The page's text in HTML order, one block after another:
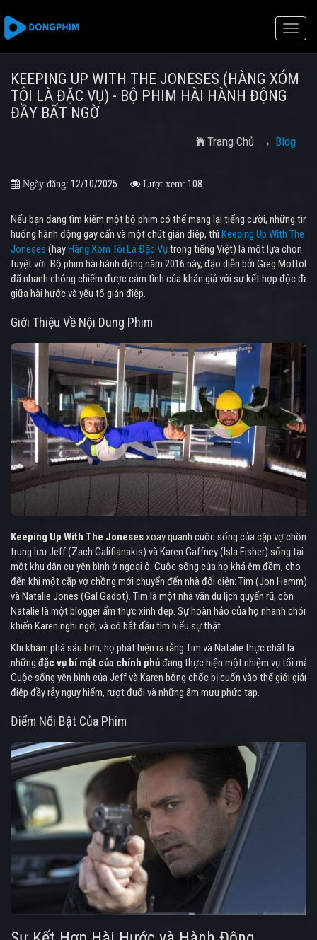
Toggle
KEEPING UP WITH THE JONESES (HÀNG XÓM
TÔI LÀ ĐẶC VỤ) - BỘ PHIM HÀI HÀNH ĐỘNG
ĐẦY BẤT NGỜ
Trang Chủ Blog
Ngày đăng: 12/10/2025 Lượt xem: 108
Nếu bạn đang tìm kiếm một bộ phim có thể mang lại tiếng cười, những tình
huống hành động gay cấn và một chút gián điệp, thì Keeping Up With The
Joneses (hayHàng Xóm Tôi Là Đặc Vụtrong tiếng Việt) là một lựa chọn
tuyệt vời. Bộ phim hài hành động năm 2016 này, đạo diễn bởi Greg Mottola,
đã nhanh chóng chiếm được cảm tình của khán giả với sự kết hợp độc đáo
giữa hài hước và yếu tố gián điệp.
Giới Thiệu Về Nội Dung Phim
Keeping Up With The Jonesesxoay quanh cuộc sống của cặp vợ chồng
trung lưu Jeff (Zach Galifianakis) và Karen Gaffney (Isla Fisher) sống tại
một khu dân cư yên bình ở ngoại ô. Cuộc sống của họ khá êm đềm, cho
đến khi một cặp vợ chồng mới chuyển đến nhà đối diện: Tim (Jon Hamm)
và Natalie Jones (Gal Gadot). Tim là một nhà văn du lịch quyến rũ, còn
Natalie là một blogger ẩm thực xinh đẹp. Sự hoàn hảo của họ nhanh chóng
khiến Karen nghi ngờ, và cô bắt đầu tìm hiểu sự thật.
Khi khám phá sâu hơn, họ phát hiện ra rằng Tim và Natalie thực chất là
những đặc vụ bí mật của chính phủđang thực hiện một nhiệm vụ tối mật.
Cuộc sống yên bình của Jeff và Karen bỗng chốc bị cuốn vào thế giới gián
điệp đầy rẫy nguy hiểm, rượt đuổi và những âm mưu phức tạp.
Điểm Nổi Bật Của Phim